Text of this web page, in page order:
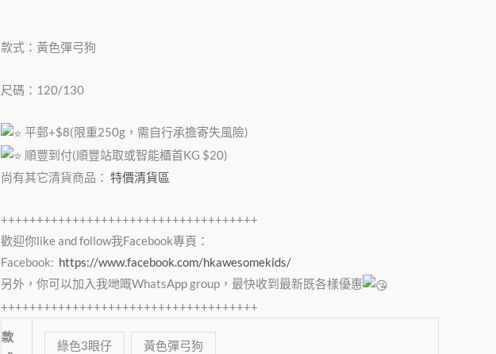
款式：黃色彈弓狗
尺碼：120/130
平郵+$8(限重250g，需自行承擔寄失風險)
順豐到付(順豐站取或智能櫃首KG $20)
尚有其它清貨商品： 特價清貨區
++++++++++++++++++++++++++++++++++++
歡迎你like and follow我Facebook專頁：
Facebook: https://www.facebook.com/hkawesomekids/
另外，你可以加入我哋嘅WhatsApp group，最快收到最新既各樣優惠
++++++++++++++++++++++++++++++++++++
款
綠色3眼仔 黃色彈弓狗
卡
短
Tee
BTS010
數